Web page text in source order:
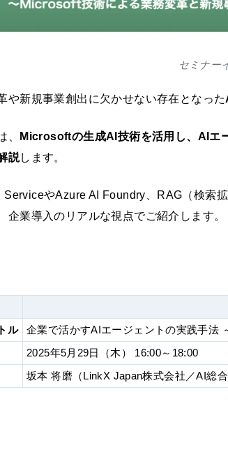
セミナー
や新規事業創出に欠かせない存在となった
、
Microsoftの生成AI技術を活用し、AIエ
説します。
ServiceやAzure AI Foundry、RAG（検索
企業導入のリアルな視点でご紹介します。
ル
企業で活かすAIエージェントの実践手法
2025年5月29日（木） 16:00～18:00
坂本 将磨（LinkX Japan株式会社／AI総合